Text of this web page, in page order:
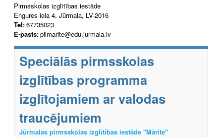
Pirmsskolas izglītības iestāde
Engures iela 4, Jūrmala, LV-2016
Tel:67735023
E-pasts:piimarite@edu.jurmala.lv
Speciālās pirmsskolas
izglītības programma
izglītojamiem ar valodas
traucējumiem
Jūrmalas pirmsskolas izglītības iestāde "Mārīte"